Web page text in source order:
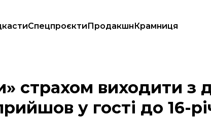
СпецпроєктиПродакшнКрамниця
прийшов у гості до 16-річного українця, якого побили поляки
страхом виходити з
у гості до 16-